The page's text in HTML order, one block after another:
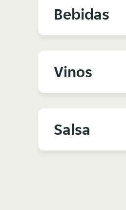
Bebidas
Vinos
Salsa